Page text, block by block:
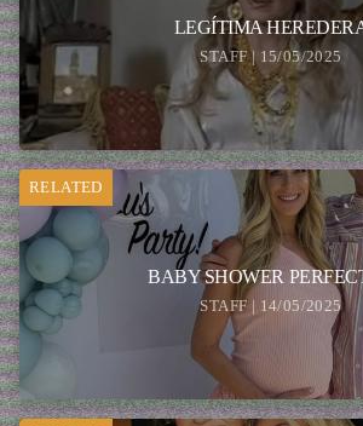
LEGÍTIMA
STAFF | 15/05/2025
RELATED
BABY SHOWER
STAFF | 14/05/2025